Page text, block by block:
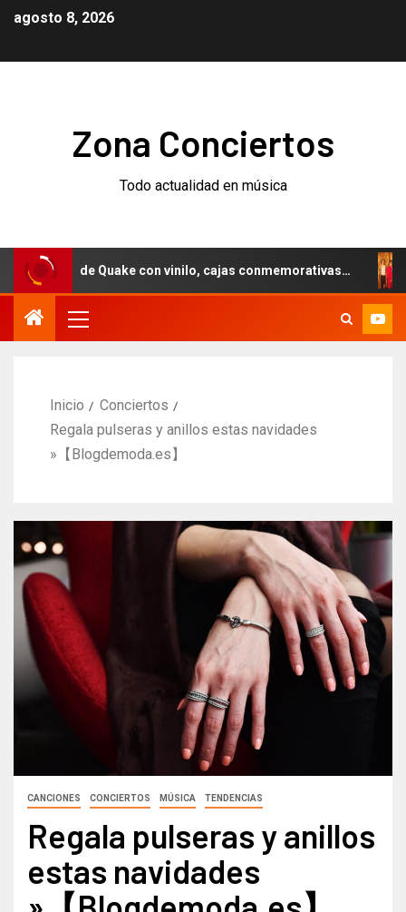
agosto 8, 2026
Zona Conciertos
Todo actualidad en música
de Quake con vinilo, cajas conmemorativas…
Inicio
Conciertos
Regala pulseras y anillos estas navidades
»【Blogdemoda.es】
CANCIONES CONCIERTOS MÚSICA TENDENCIAS
Regala pulseras y anillos
estas navidades